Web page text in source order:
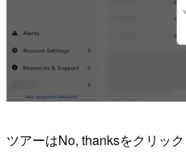
ツアーはNo, thanksをクリッ